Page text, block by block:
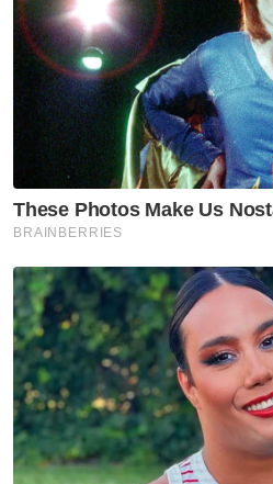
"Bagaimanapun, saya
memberi kepercayaan
pendidikan Mara untuk
"Oleh itu,Mara akan
menyediakan platform
depan pada masa akan